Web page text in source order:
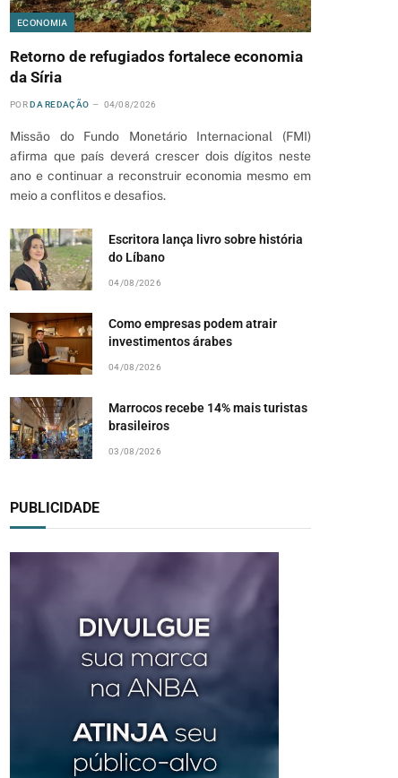
ECONOMIA
Retorno de refugiados fortalece economia
da Síria
POR DA REDAÇÃO 04/08/2026
Missão do Fundo Monetário Internacional (FMI)
afirma que país deverá crescer dois dígitos neste
ano e continuar a reconstruir economia mesmo em
meio a conflitos e desafios.
Escritora lança livro sobre história
do Líbano
04/08/2026
Como empresas podem atrair
investimentos árabes
04/08/2026
Marrocos recebe 14% mais turistas
brasileiros
03/08/2026
PUBLICIDADE